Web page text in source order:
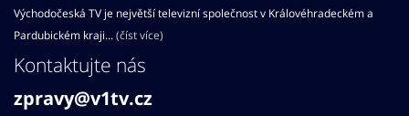
Východočeská TV je největší televizní společnost v Královéhradeckém a
Pardubickém kraji... (číst více)
Kontaktujte nás
zpravy@v1tv.cz